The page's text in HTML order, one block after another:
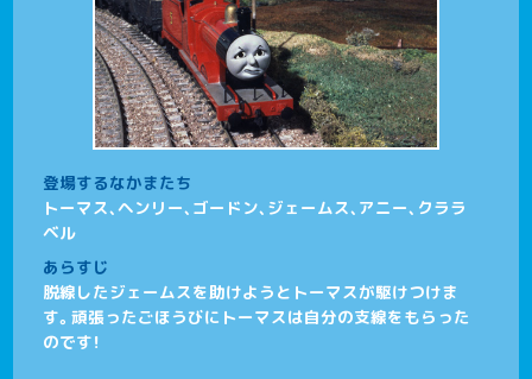
登場するなかまたち
トーマス、ヘンリー、ゴードン、ジェームス、アニー、クララ
ベル
あらすじ
脱線したジェームスを助けようとトーマスが駆けつけま
す。頑張ったごほうびにトーマスは自分の支線をもらった
のです！